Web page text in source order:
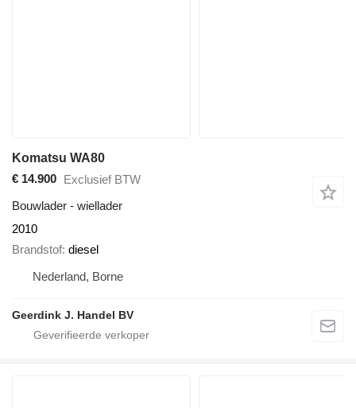
Komatsu WA80
€ 14.900 Exclusief BTW
Bouwlader - wiellader
2010
Brandstof diesel
Nederland, Borne
Geerdink J. Handel BV